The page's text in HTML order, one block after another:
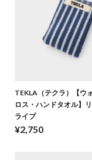
TEKLA（テクラ）【ウ
ロス・ハンドタオル】
ライプ
¥2,750